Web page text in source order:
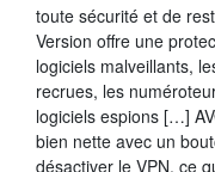
toute sécurité et de
Version offre une
logiciels malveillants,
recrues, les
logiciels espions […]
bien nette avec un
désactiver le VPN, ce